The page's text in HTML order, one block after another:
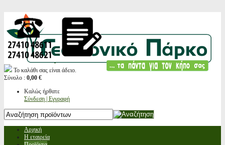
Το καλάθι σας είναι άδειο.
Σύνολο : 0,00 €
Καλώς ήρθατε
Σύνδεση | Εγγραφή
Αρχική
Η εταιρεία